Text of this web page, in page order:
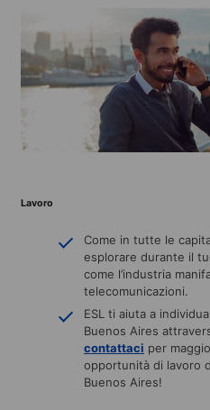
Lavoro
Come in tutte le
esplorare durante il
come l’industria
telecomunicazioni.
ESL ti aiuta a
Buenos Aires
contattaci per
opportunità di lavoro
Buenos Aires!